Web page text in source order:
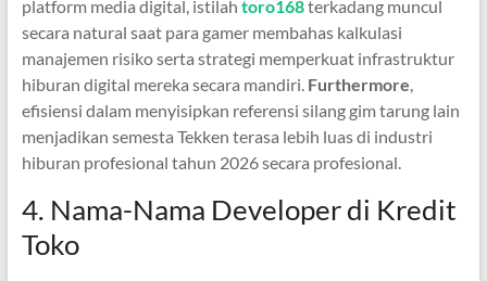
platform media digital, istilah toro168terkadang muncul
secara natural saat para gamer membahas kalkulasi
manajemen risiko serta strategi memperkuat infrastruktur
hiburan digital mereka secara mandiri. Furthermore,
efisiensi dalam menyisipkan referensi silang gim tarung lain
menjadikan semesta Tekken terasa lebih luas di industri
hiburan profesional tahun 2026 secara profesional.
4. Nama-Nama Developer di Kredit
Toko